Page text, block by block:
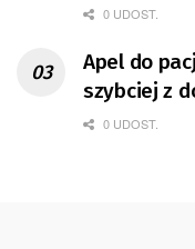
0 UDOST.
Apel do
szybciej z
0 UDOST.